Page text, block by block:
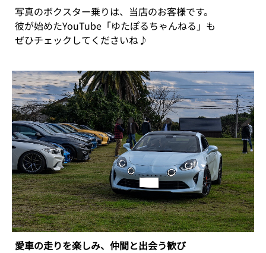
写真のボクスター乗りは、当店のお客様です。
彼が始めたYouTube「ゆたぽるちゃんねる」も
ぜひチェックしてくださいね♪
愛車の走りを楽しみ、仲間と出会う歓び